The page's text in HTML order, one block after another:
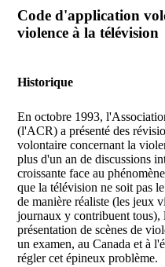
Code d'application
violence à la télévision
Historique
En octobre 1993,
(l'ACR) a présenté des
volontaire concernant la
plus d'un an de discussions
croissante face au
que la télévision ne soit pas
de manière réaliste (les jeux
journaux y contribuent tous),
présentation de scènes de
un examen, au Canada et à
régler cet épineux problème.